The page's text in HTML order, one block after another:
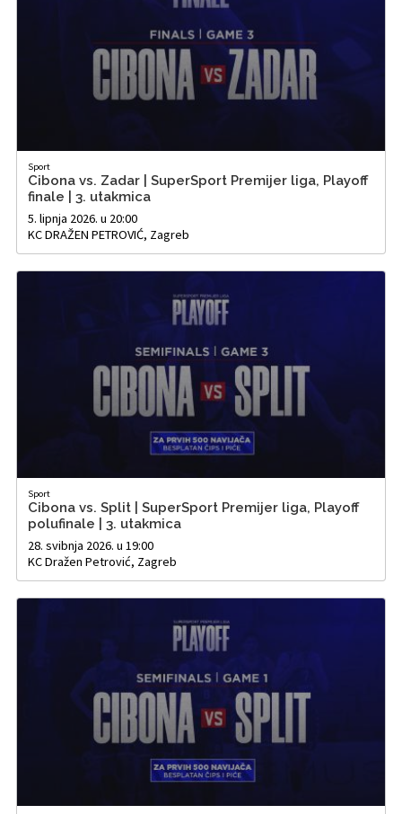
Sport
Cibona vs. Zadar | SuperSport Premijer liga, Playoff
finale | 3. utakmica
5. lipnja 2026. u 20:00
KC DRAŽEN PETROVIĆ, Zagreb
Sport
Cibona vs. Split | SuperSport Premijer liga, Playoff
polufinale | 3. utakmica
28. svibnja 2026. u 19:00
KC Dražen Petrović, Zagreb